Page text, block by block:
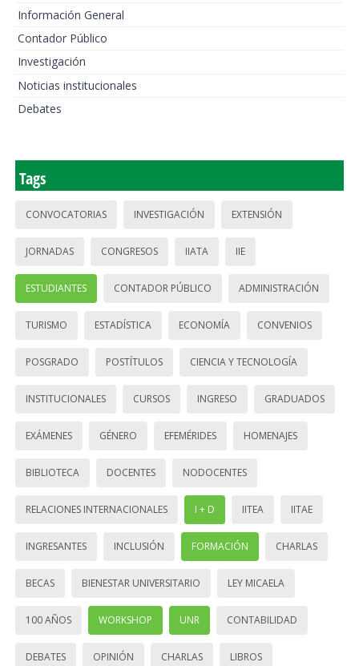
Información General
Contador Público
Investigación
Noticias institucionales
Debates
Tags
CONVOCATORIAS INVESTIGACIÓN EXTENSIÓN
JORNADAS CONGRESOS IIATA IIE
ESTUDIANTES CONTADOR PÚBLICO ADMINISTRACIÓN
TURISMO ESTADÍSTICA ECONOMÍA CONVENIOS
POSGRADO POSTÍTULOS CIENCIA Y TECNOLOGÍA
INSTITUCIONALES CURSOS INGRESO GRADUADOS
EXÁMENES GÉNERO EFEMÉRIDES HOMENAJES
BIBLIOTECA DOCENTES NODOCENTES
RELACIONES INTERNACIONALES I + D IITEA IITAE
INGRESANTES INCLUSIÓN FORMACIÓN CHARLAS
BECAS BIENESTAR UNIVERSITARIO LEY MICAELA
100 AÑOS WORKSHOP UNR CONTABILIDAD
DEBATES OPINIÓN CHARLAS LIBROS